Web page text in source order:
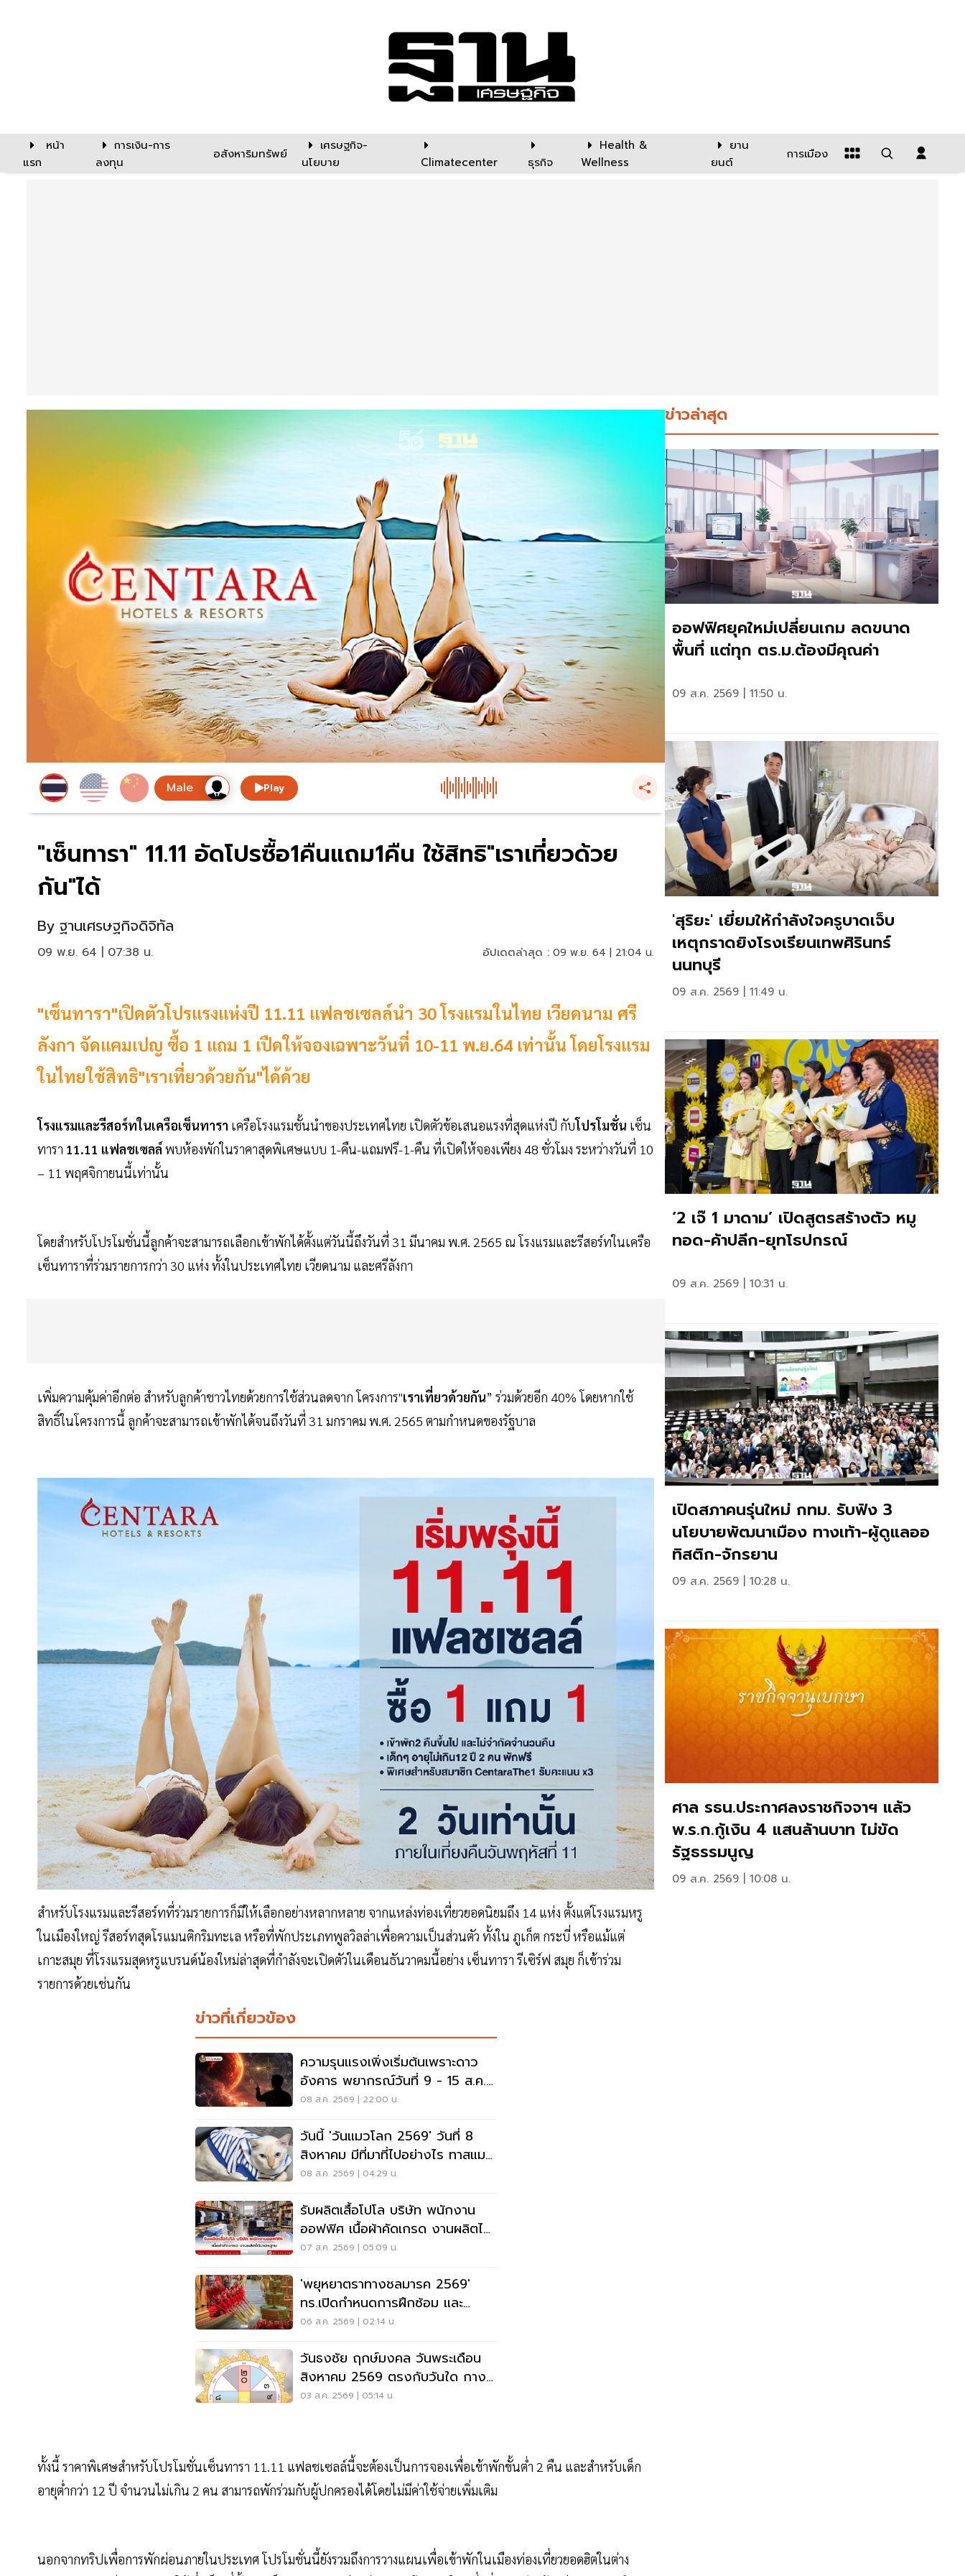
หน้า
แรก
การเงิน-การ
ลงทุน
อสังหาริมทรัพย์
เศรษฐกิจ-
นโยบาย
Climatecenter ธุรกิจ
Health &
Wellness
ยาน
ยนต์
การเมือง
Play
"เซ็นทารา" 11.11 อัดโปรซื้อ1คืนแถม1คืน ใช้สิทธิ"เราเที่ยวด้วย
กัน"ได้
By ฐานเศรษฐกิจดิจิทัล
09 พ.ย. 64 | 07:38 น. อัปเดตล่าสุด : 09 พ.ย. 64 | 21:04 น.
"เซ็นทารา"เปิดตัวโปรแรงแห่งปี 11.11 แฟลชเซลล์นำ 30 โรงแรมในไทย เวียดนาม ศรี
ลังกา จัดแคมเปญ ซื้อ 1 แถม 1 เปืดให้จองเฉพาะวันที่ 10-11 พ.ย.64 เท่านั้น โดยโรงแรม
ในไทยใช้สิทธิ"เราเที่ยวด้วยกัน"ได้ด้วย
โรงแรมและรีสอร์ทในเครือเซ็นทารา เครือโรงแรมชั้นนำของประเทศไทย เปิดตัวข้อเสนอแรงที่สุดแห่งปี กับโปรโมชั่น เซ็น
ทารา 11.11 แฟลชเซลล์ พบห้องพักในราคาสุดพิเศษแบบ 1-คืน-แถมฟรี-1-คืน ที่เปิดให้จองเพียง 48 ชั่วโมง ระหว่างวันที่ 10
– 11 พฤศจิกายนนี้เท่านั้น
โดยสำหรับโปรโมชั่นนี้ลูกค้าจะสามารถเลือกเข้าพักได้ตั้งแต่วันนี้ถึงวันที่ 31 มีนาคม พ.ศ. 2565 ณ โรงแรมและรีสอร์ทในเครือ
เซ็นทาราที่ร่วมรายการกว่า 30 แห่ง ทั้งในประเทศไทย เวียดนาม และศรีลังกา
เพิ่มความคุ้มค่าอีกต่อ สำหรับลูกค้าชาวไทยด้วยการใช้ส่วนลดจาก โครงการ"เราเที่ยวด้วยกัน” ร่วมด้วยอีก 40% โดยหากใช้
สิทธิ์ในโครงการนี้ ลูกค้าจะสามารถเข้าพักได้จนถึงวันที่ 31 มกราคม พ.ศ. 2565 ตามกำหนดของรัฐบาล
สำหรับโรงแรมและรีสอร์ทที่ร่วมรายการก็มีให้เลือกอย่างหลากหลาย จากแหล่งท่องเที่ยวยอดนิยมถึง 14 แห่ง ตั้งแต่โรงแรมหรู
ในเมืองใหญ่ รีสอร์ทสุดโรแมนติกริมทะเล หรือที่พักประเภทพูลวิลล่าเพื่อความเป็นส่วนตัว ทั้งใน ภูเก็ต กระบี่ หรือแม้แต่
เกาะสมุย ที่โรงแรมสุดหรูแบรนด์น้องใหม่ล่าสุดที่กำลังจะเปิดตัวในเดือนธันวาคมนี้อย่าง เซ็นทารา รีเซิร์ฟ สมุย ก็เข้าร่วม
รายการด้วยเช่นกัน
ข่าวที่เกี่ยวข้อง
ความรุนแรงเพิ่งเริ่มต้นเพราะดาว
อังคาร พยากรณ์วันที่ 9 - 15 ส.ค.
2569
08 ส.ค. 2569 | 22:00 น.
วันนี้ 'วันแมวโลก 2569' วันที่ 8
สิงหาคม มีที่มาที่ไปอย่างไร ทาสแมว
ต้องรู้
08 ส.ค. 2569 | 04:29 น.
รับผลิตเสื้อโปโล บริษัท พนักงาน
ออฟฟิศ เนื้อผ้าคัดเกรด งานผลิตได้
มาตรฐาน
07 ส.ค. 2569 | 05:09 น.
'พยุหยาตราทางชลมารค 2569'
ทร.เปิดกำหนดการฝึกซ้อม และ
วันพระราชพิธี จุดชมขบวน
06 ส.ค. 2569 | 02:14 น.
วันธงชัย ฤกษ์มงคล วันพระเดือน
สิงหาคม 2569 ตรงกับวันใด กาง
ปฏิทินเช็กที่นี่
03 ส.ค. 2569 | 05:14 น.
ทั้งนี้ ราคาพิเศษสำหรับโปรโมชั่นเซ็นทารา 11.11 แฟลชเซลล์นี้จะต้องเป็นการจองเพื่อเข้าพักขั้นต่ำ 2 คืน และสำหรับเด็ก
อายุต่ำกว่า 12 ปี จำนวนไม่เกิน 2 คน สามารถพักร่วมกับผู้ปกครองได้โดยไม่มีค่าใช้จ่ายเพิ่มเติม
นอกจากทริปเพื่อการพักผ่อนภายในประเทศ โปรโมชั่นนี้ยังรวมถึงการวางแผนเพื่อเข้าพักในเมืองท่องเที่ยวยอดฮิตในต่าง
ข่าวล่าสุด
ออฟฟิศยุคใหม่เปลี่ยนเกม ลดขนาด
พื้นที่ แต่ทุก ตร.ม.ต้องมีคุณค่า
09 ส.ค. 2569 | 11:50 น.
'สุริยะ' เยี่ยมให้กำลังใจครูบาดเจ็บ
เหตุกราดยิงโรงเรียนเทพศิรินทร์
นนทบุรี
09 ส.ค. 2569 | 11:49 น.
‘2 เจ๊ 1 มาดาม’ เปิดสูตรสร้างตัว หมู
ทอด-ค้าปลีก-ยุทโธปกรณ์
09 ส.ค. 2569 | 10:31 น.
เปิดสภาคนรุ่นใหม่ กทม. รับฟัง 3
นโยบายพัฒนาเมือง ทางเท้า-ผู้ดูแลออ
ทิสติก-จักรยาน
09 ส.ค. 2569 | 10:28 น.
ศาล รธน.ประกาศลงราชกิจจาฯ แล้ว
พ.ร.ก.กู้เงิน 4 แสนล้านบาท ไม่ขัด
รัฐธรรมนูญ
09 ส.ค. 2569 | 10:08 น.